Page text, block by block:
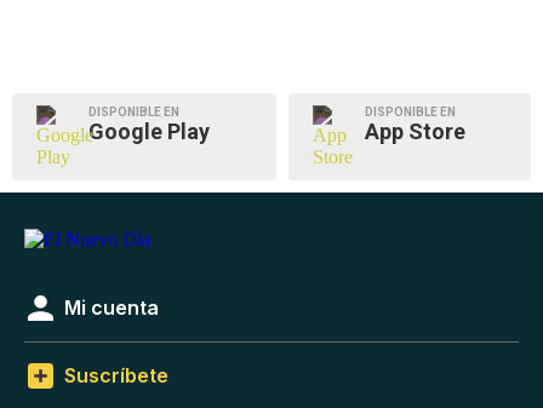
DISPONIBLE EN
Google Play
DISPONIBLE EN
App Store
Mi cuenta
Suscríbete